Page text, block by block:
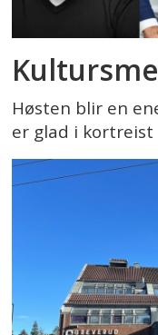
Høsten blir en
er glad i kortreist